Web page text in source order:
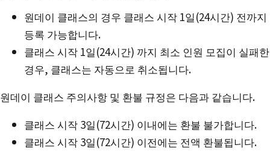
원데이 클래스의 경우 클래스 시작 1일(24시간) 전까지
등록 가능합니다.
클래스 시작 1일(24시간) 까지 최소 인원 모집이 실패한
경우, 클래스는 자동으로 취소됩니다.
원데이 클래스 주의사항 및 환불 규정은 다음과 같습니다.
클래스 시작 3일(72시간) 이내에는 환불 불가합니다.
클래스 시작 3일(72시간) 이전에는 전액 환불됩니다.